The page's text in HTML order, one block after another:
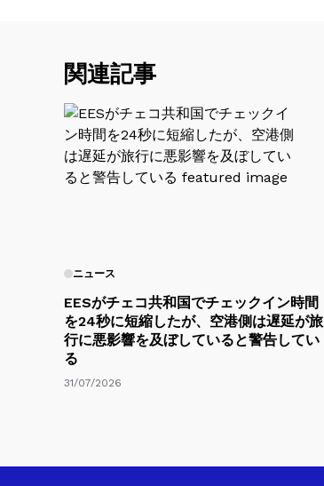
関連記事
ニュース
EESがチェコ共和国でチェックイン時間
を24秒に短縮したが、空港側は遅延が旅
行に悪影響を及ぼしていると警告してい
る
31/07/2026